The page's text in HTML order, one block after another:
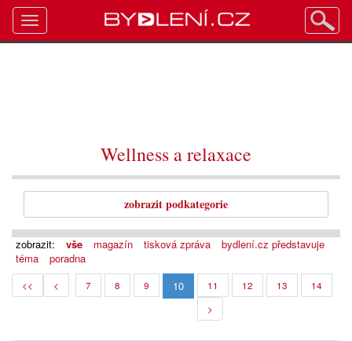
Wellness a relaxace
zobrazit podkategorie
zobrazit: vše magazín tisková zpráva
bydlení.cz představuje
téma
poradna
<< < 7 8 9 10 11 12 13
14
>
Toggle
navigation